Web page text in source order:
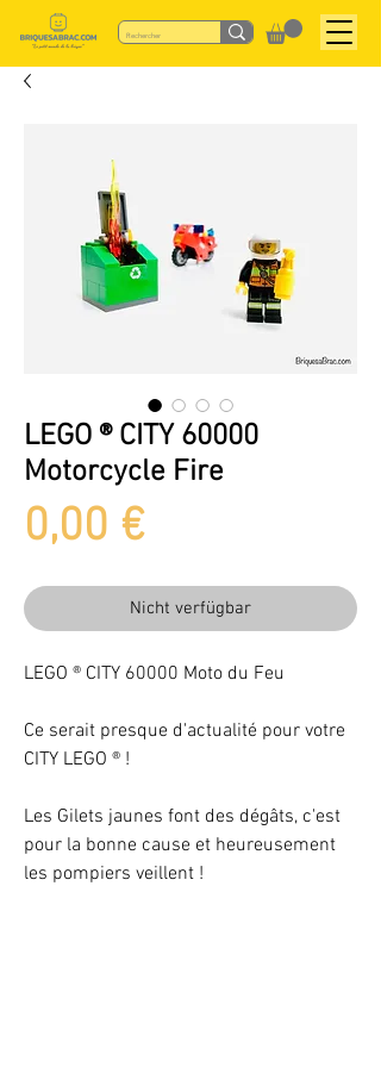
LEGO ® CITY 60000
Motorcycle Fire
0,00 €Preis
Nicht verfügbar
LEGO ® CITY 60000 Moto du Feu
Ce serait presque d'actualité pour votre
CITY LEGO ® !
Les Gilets jaunes font des dégâts, c'est
pour la bonne cause et heureusement
les pompiers veillent !